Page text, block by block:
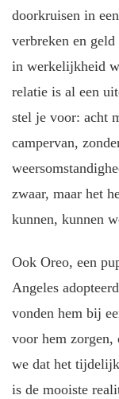
doorkruisen in
verbreken en
in werkelijkheid
relatie is al een
stel je voor: acht
campervan,
zwaar, maar het
kunnen, kunnen
Ook Oreo, een
Angeles
vonden hem bij
voor hem zorgen,
we dat het
is de mooiste